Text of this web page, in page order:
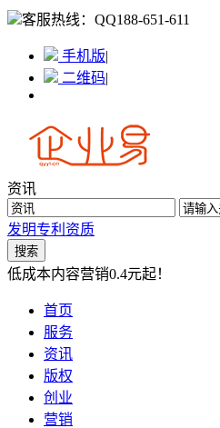
客服热线： QQ188-651-611
手机版|
二维码|
资讯
发明专利 资质
低成本内容营销0.4元起！
首页
服务
资讯
版权
创业
营销